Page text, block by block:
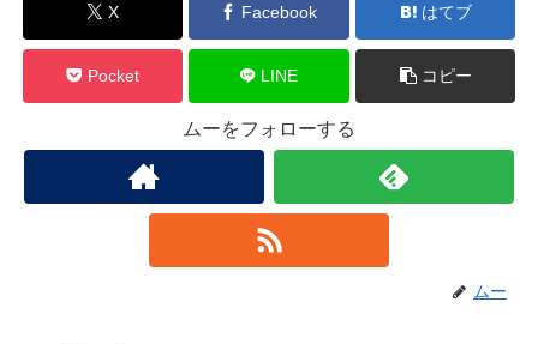
X Facebook はてブ
Pocket LINE コピー
ムーをフォローする
ムー